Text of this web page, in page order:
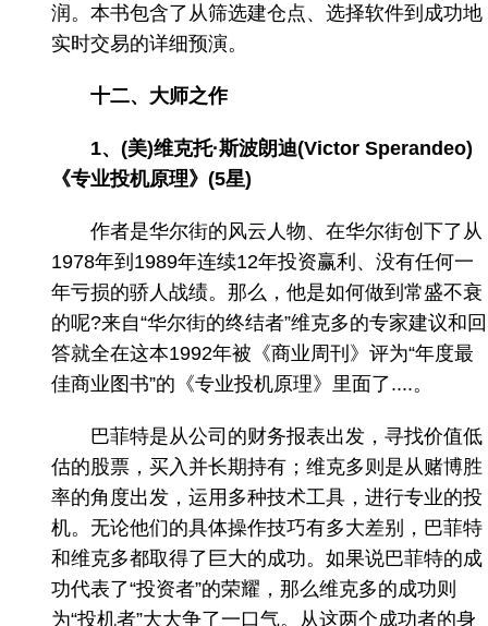
润。本书包含了从筛选建仓点、选择软件到成功地
实时交易的详细预演。
十二、大师之作
1、(美)维克托·斯波朗迪(Victor Sperandeo)
《专业投机原理》(5星)
作者是华尔街的风云人物、在华尔街创下了从
1978年到1989年连续12年投资赢利、没有任何一
年亏损的骄人战绩。那么，他是如何做到常盛不衰
的呢?来自“华尔街的终结者”维克多的专家建议和回
答就全在这本1992年被《商业周刊》评为“年度最
佳商业图书”的《专业投机原理》里面了....。
巴菲特是从公司的财务报表出发，寻找价值低
估的股票，买入并长期持有；维克多则是从赌博胜
率的角度出发，运用多种技术工具，进行专业的投
机。无论他们的具体操作技巧有多大差别，巴菲特
和维克多都取得了巨大的成功。如果说巴菲特的成
功代表了“投资者”的荣耀，那么维克多的成功则
为“投机者”大大争了一口气。从这两个成功者的身